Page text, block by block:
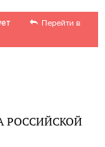
Перейти в
РОССИЙСКОЙ